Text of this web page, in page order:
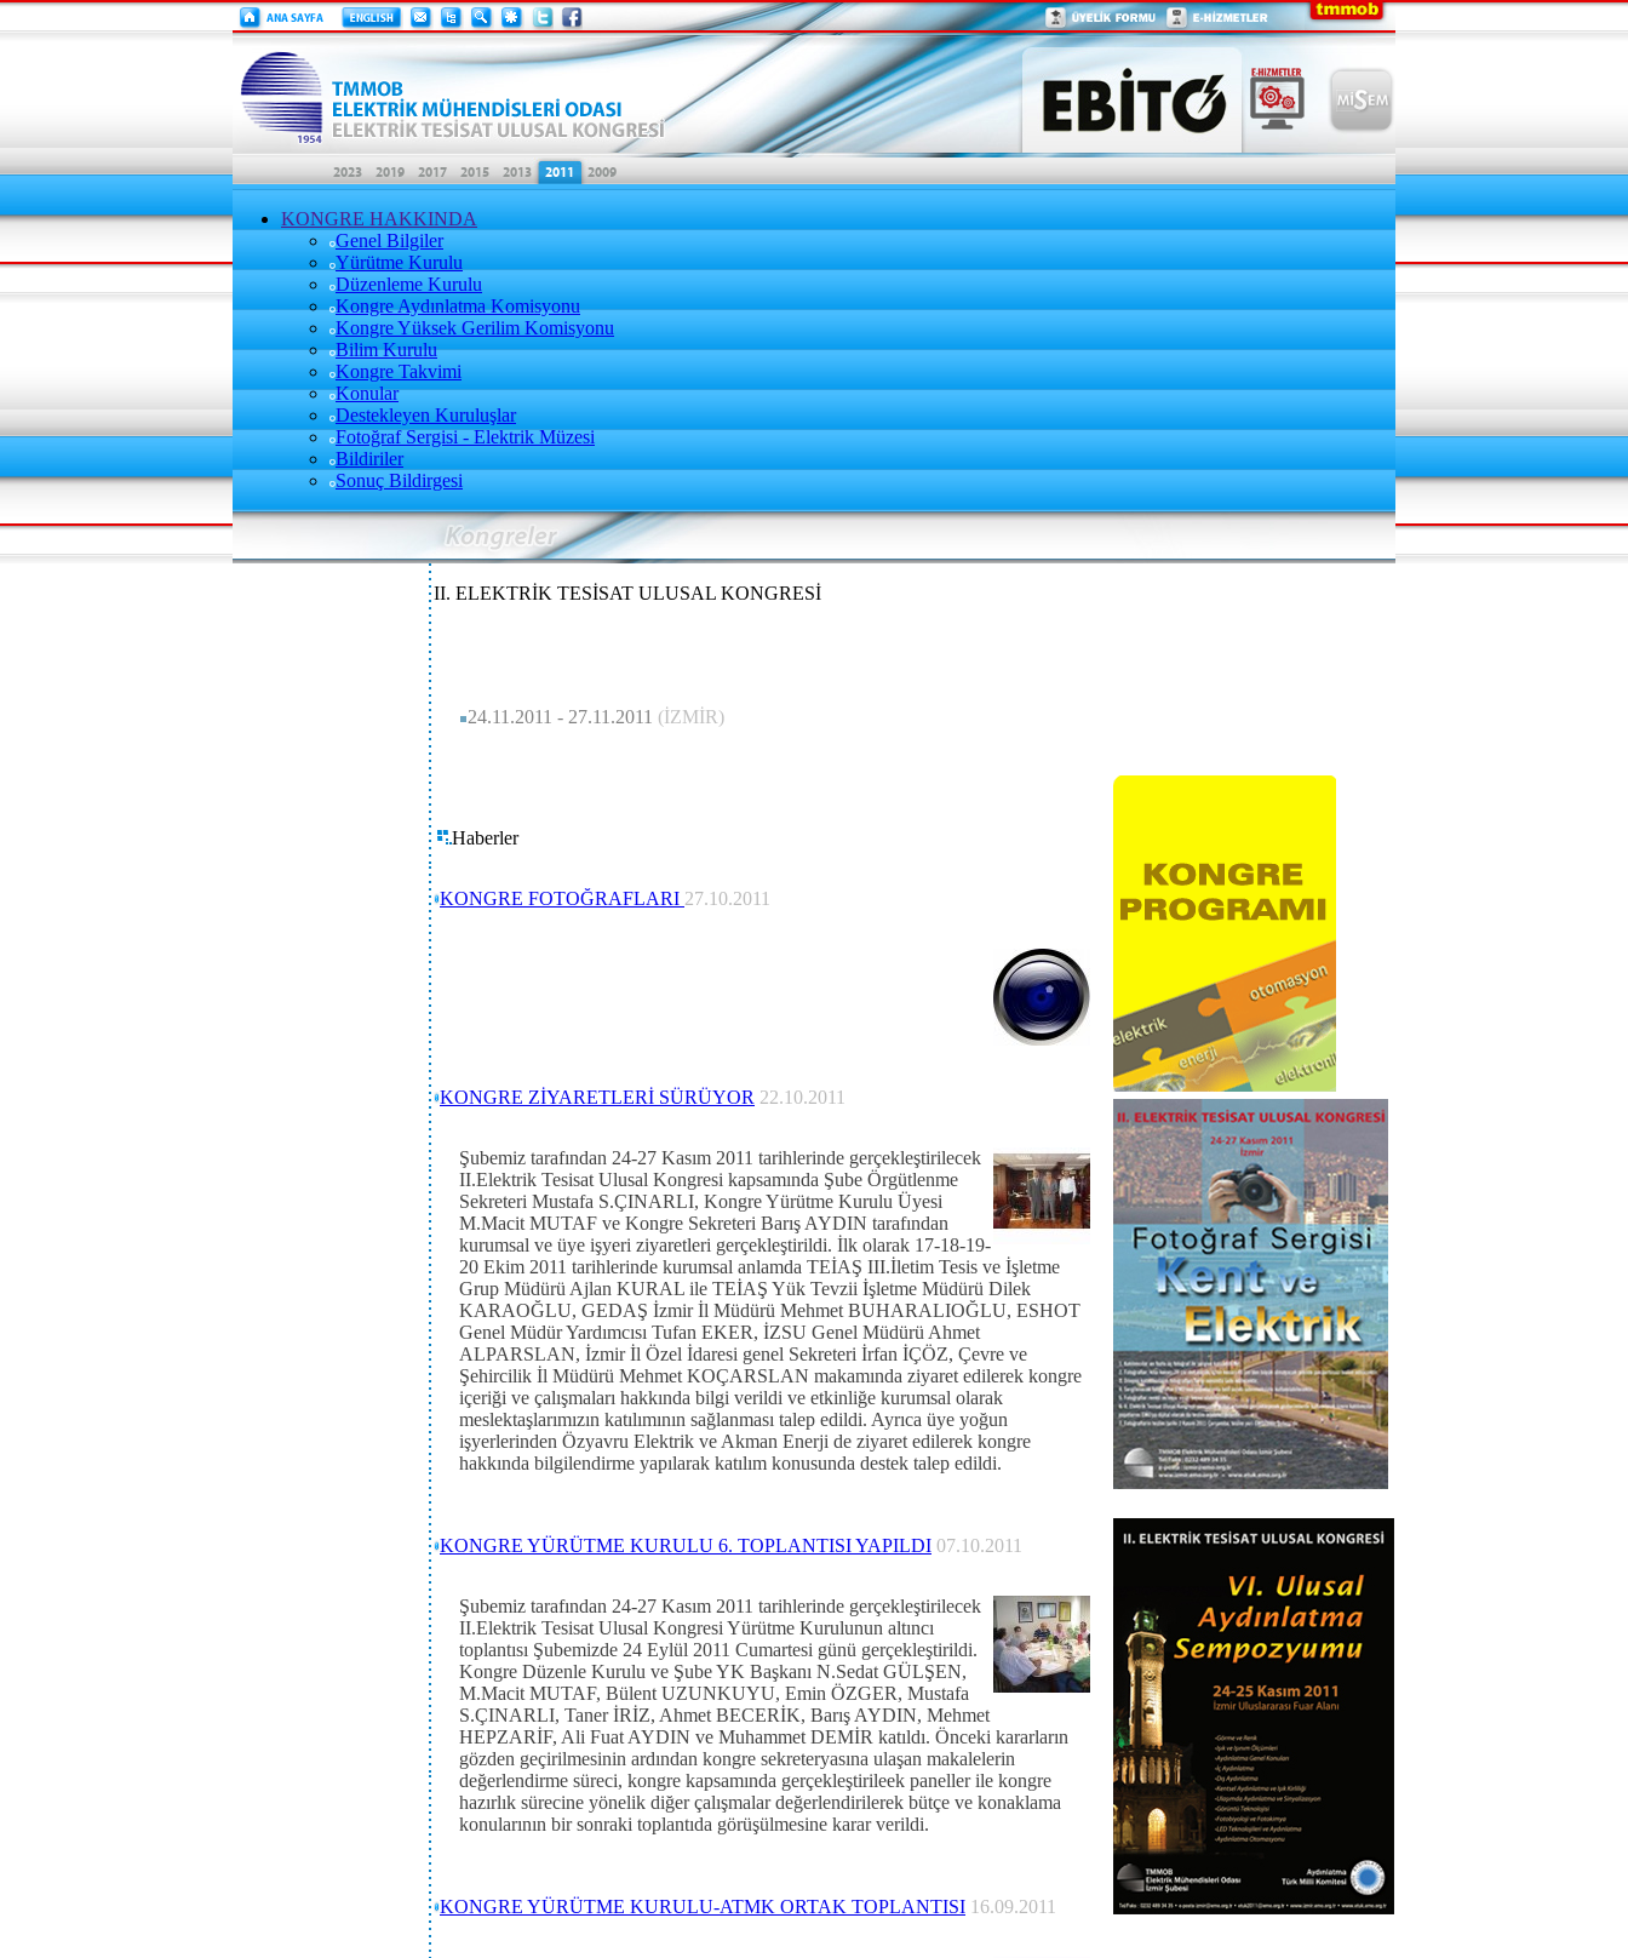
KONGRE HAKKINDA
Genel Bilgiler
Yürütme Kurulu
Düzenleme Kurulu
Kongre Aydınlatma Komisyonu
Kongre Yüksek Gerilim Komisyonu
Bilim Kurulu
Kongre Takvimi
Konular
Destekleyen Kuruluşlar
Fotoğraf Sergisi - Elektrik Müzesi
Bildiriler
Sonuç Bildirgesi
II. ELEKTRİK TESİSAT ULUSAL KONGRESİ
24.11.2011 - 27.11.2011 (İZMİR)
Haberler
KONGRE FOTOĞRAFLARI 27.10.2011
KONGRE ZİYARETLERİ SÜRÜYOR 22.10.2011
Şubemiz tarafından 24-27 Kasım 2011 tarihlerinde gerçekleştirilecek
II.Elektrik Tesisat Ulusal Kongresi kapsamında Şube Örgütlenme
Sekreteri Mustafa S.ÇINARLI, Kongre Yürütme Kurulu Üyesi
M.Macit MUTAF ve Kongre Sekreteri Barış AYDIN tarafından
kurumsal ve üye işyeri ziyaretleri gerçekleştirildi. İlk olarak 17-18-19-
20 Ekim 2011 tarihlerinde kurumsal anlamda TEİAŞ III.İletim Tesis ve İşletme
Grup Müdürü Ajlan KURAL ile TEİAŞ Yük Tevzii İşletme Müdürü Dilek
KARAOĞLU, GEDAŞ İzmir İl Müdürü Mehmet BUHARALIOĞLU, ESHOT
Genel Müdür Yardımcısı Tufan EKER, İZSU Genel Müdürü Ahmet
ALPARSLAN, İzmir İl Özel İdaresi genel Sekreteri İrfan İÇÖZ, Çevre ve
Şehircilik İl Müdürü Mehmet KOÇARSLAN makamında ziyaret edilerek kongre
içeriği ve çalışmaları hakkında bilgi verildi ve etkinliğe kurumsal olarak
meslektaşlarımızın katılımının sağlanması talep edildi. Ayrıca üye yoğun
işyerlerinden Özyavru Elektrik ve Akman Enerji de ziyaret edilerek kongre
hakkında bilgilendirme yapılarak katılım konusunda destek talep edildi.
KONGRE YÜRÜTME KURULU 6. TOPLANTISI YAPILDI 07.10.2011
Şubemiz tarafından 24-27 Kasım 2011 tarihlerinde gerçekleştirilecek
II.Elektrik Tesisat Ulusal Kongresi Yürütme Kurulunun altıncı
toplantısı Şubemizde 24 Eylül 2011 Cumartesi günü gerçekleştirildi.
Kongre Düzenle Kurulu ve Şube YK Başkanı N.Sedat GÜLŞEN,
M.Macit MUTAF, Bülent UZUNKUYU, Emin ÖZGER, Mustafa
S.ÇINARLI, Taner İRİZ, Ahmet BECERİK, Barış AYDIN, Mehmet
HEPZARİF, Ali Fuat AYDIN ve Muhammet DEMİR katıldı. Önceki kararların
gözden geçirilmesinin ardından kongre sekreteryasına ulaşan makalelerin
değerlendirme süreci, kongre kapsamında gerçekleştirileek paneller ile kongre
hazırlık sürecine yönelik diğer çalışmalar değerlendirilerek bütçe ve konaklama
konularının bir sonraki toplantıda görüşülmesine karar verildi.
KONGRE YÜRÜTME KURULU-ATMK ORTAK TOPLANTISI 16.09.2011